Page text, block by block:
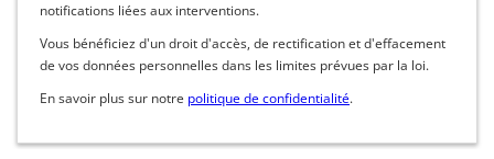
notifications liées aux interventions.
Vous bénéficiez d'un droit d'accès, de rectification et d'effacement
de vos données personnelles dans les limites prévues par la loi.
En savoir plus sur notre politique de confidentialité.